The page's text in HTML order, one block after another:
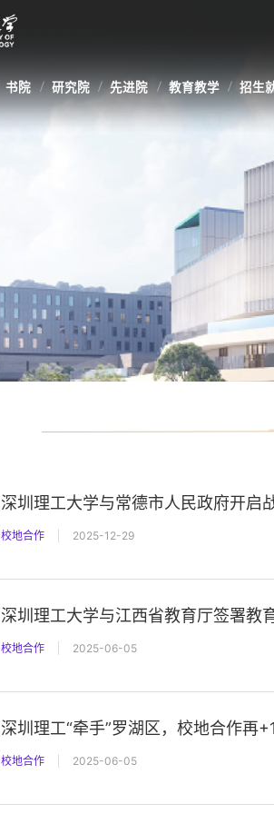
书院 研究院 先进院 教育教学 招生
深圳理工大学与常德市人民政府开启
校地合作 2025-12-29
深圳理工大学与江西省教育厅签署教
校地合作 2025-06-05
深圳理工“牵手”罗湖区，校地合作再+1
校地合作 2025-06-05